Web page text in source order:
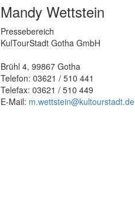
Mandy Wettstein
Pressebereich
KulTourStadt Gotha GmbH
Brühl 4, 99867 Gotha
Telefon: 03621 / 510 441
Telefax: 03621 / 510 449
E-Mail: m.wettstein@kultourstadt.de